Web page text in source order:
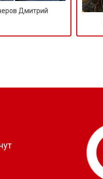
Дмитрий